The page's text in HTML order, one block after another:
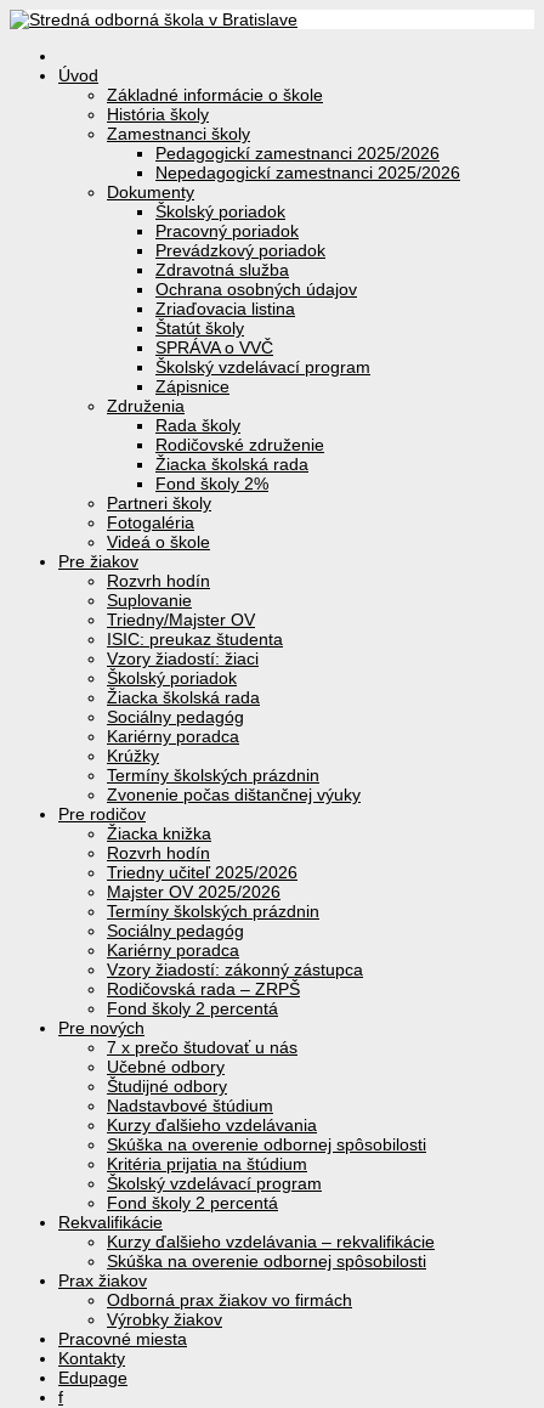
Úvod
Základné informácie o škole
História školy
Zamestnanci školy
Pedagogickí zamestnanci 2025/2026
Nepedagogickí zamestnanci 2025/2026
Dokumenty
Školský poriadok
Pracovný poriadok
Prevádzkový poriadok
Zdravotná služba
Ochrana osobných údajov
Zriaďovacia listina
Štatút školy
SPRÁVA o VVČ
Školský vzdelávací program
Zápisnice
Združenia
Rada školy
Rodičovské združenie
Žiacka školská rada
Fond školy 2%
Partneri školy
Fotogaléria
Videá o škole
Pre žiakov
Rozvrh hodín
Suplovanie
Triedny/Majster OV
ISIC: preukaz študenta
Vzory žiadostí: žiaci
Školský poriadok
Žiacka školská rada
Sociálny pedagóg
Kariérny poradca
Krúžky
Termíny školských prázdnin
Zvonenie počas dištančnej výuky
Pre rodičov
Žiacka knižka
Rozvrh hodín
Triedny učiteľ 2025/2026
Majster OV 2025/2026
Termíny školských prázdnin
Sociálny pedagóg
Kariérny poradca
Vzory žiadostí: zákonný zástupca
Rodičovská rada – ZRPŠ
Fond školy 2 percentá
Pre nových
7 x prečo študovať u nás
Učebné odbory
Študijné odbory
Nadstavbové štúdium
Kurzy ďalšieho vzdelávania
Skúška na overenie odbornej spôsobilosti
Kritéria prijatia na štúdium
Školský vzdelávací program
Fond školy 2 percentá
Rekvalifikácie
Kurzy ďalšieho vzdelávania – rekvalifikácie
Skúška na overenie odbornej spôsobilosti
Prax žiakov
Odborná prax žiakov vo firmách
Výrobky žiakov
Pracovné miesta
Kontakty
Edupage
f